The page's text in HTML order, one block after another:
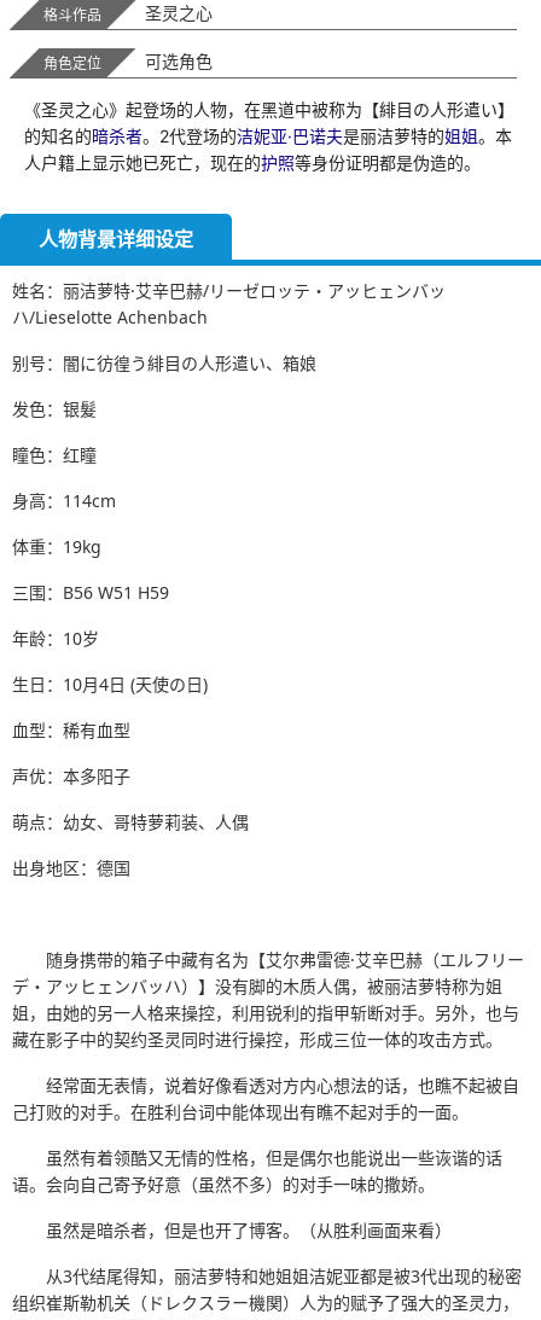
格斗作品 圣灵之心
角色定位 可选角色
《圣灵之心》起登场的人物，在黑道中被称为【緋目の人形遣い】
的知名的暗杀者。2代登场的洁妮亚·巴诺夫是丽洁萝特的姐姐。本
人户籍上显示她已死亡，现在的护照等身份证明都是伪造的。
人物背景详细设定
姓名：丽洁萝特·艾辛巴赫/リーゼロッテ・アッヒェンバッ
ハ/Lieselotte Achenbach
别号：闇に彷徨う緋目の人形遣い、箱娘
发色：银髮
瞳色：红瞳
身高：114cm
体重：19kg
三围：B56 W51 H59
年龄：10岁
生日：10月4日 (天使の日)
血型：稀有血型
声优：本多阳子
萌点：幼女、哥特萝莉装、人偶
出身地区：德国
随身携带的箱子中藏有名为【艾尔弗雷德·艾辛巴赫（エルフリー
デ・アッヒェンバッハ）】没有脚的木质人偶，被丽洁萝特称为姐
姐，由她的另一人格来操控，利用锐利的指甲斩断对手。另外，也与
藏在影子中的契约圣灵同时进行操控，形成三位一体的攻击方式。
经常面无表情，说着好像看透对方内心想法的话，也瞧不起被自
己打败的对手。在胜利台词中能体现出有瞧不起对手的一面。
虽然有着领酷又无情的性格，但是偶尔也能说出一些诙谐的话
语。会向自己寄予好意（虽然不多）的对手一味的撒娇。
虽然是暗杀者，但是也开了博客。（从胜利画面来看）
从3代结尾得知，丽洁萝特和她姐姐洁妮亚都是被3代出现的秘密
组织崔斯勒机关（ドレクスラー機関）人为的赋予了强大的圣灵力，